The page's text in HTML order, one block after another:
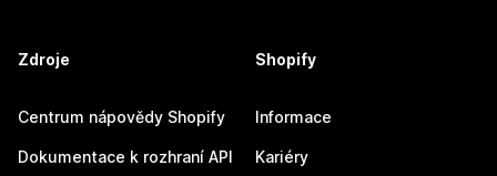
Zdroje
Centrum nápovědy Shopify
Dokumentace k rozhraní API
Shopify
Informace
Kariéry